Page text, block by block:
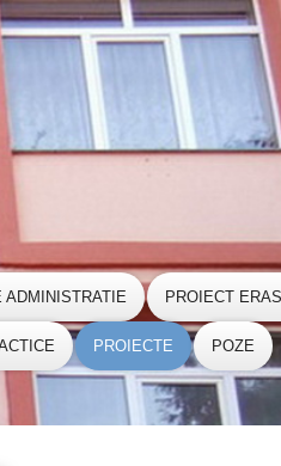
ADMINISTRATIE PROIECT
PROIECTE POZE